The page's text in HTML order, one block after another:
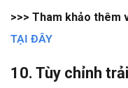
>>> Tham khảo thêm
TẠI ĐÂY
10. Tùy chỉnh